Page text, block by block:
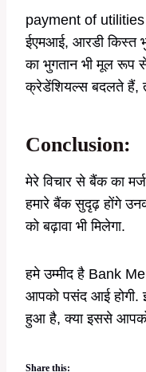
payment of utilities
ईएमआई, आरडी किस्त
का भुगतान भी मूल रूप से
क्रेडेंशियल्स बदलते हैं,
Conclusion:
मेरे विचार से बैंक का
हमारे बैंक सुदृढ़ होंगे
को बढ़ावा भी मिलेगा.
हमे उम्मीद है Bank
आपको पसंद आई होगी.
हुआ है, क्या इससे आपको
Share this: